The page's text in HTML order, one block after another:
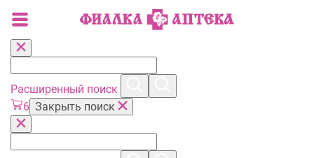
Расширенный поиск
6 Закрыть поиск